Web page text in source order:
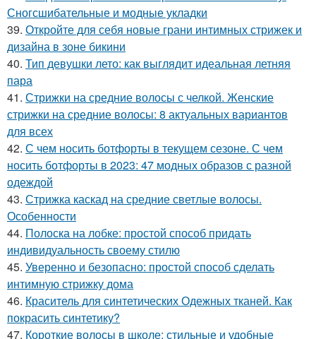
Сногсшибательные и модные укладки
39. Откройте для себя новые грани интимных стрижек и
дизайна в зоне бикини
40. Тип девушки лето: как выглядит идеальная летняя
пара
41. Стрижки на средние волосы с челкой. Женские
стрижки на средние волосы: 8 актуальных вариантов
для всех
42. С чем носить ботфорты в текущем сезоне. С чем
носить ботфорты в 2023: 47 модных образов с разной
одеждой
43. Стрижка каскад на средние светлые волосы.
Особенности
44. Полоска на лобке: простой способ придать
индивидуальность своему стилю
45. Уверенно и безопасно: простой способ сделать
интимную стрижку дома
46. Краситель для синтетических Одежных тканей. Как
покрасить синтетику?
47. Короткие волосы в школе: стильные и удобные